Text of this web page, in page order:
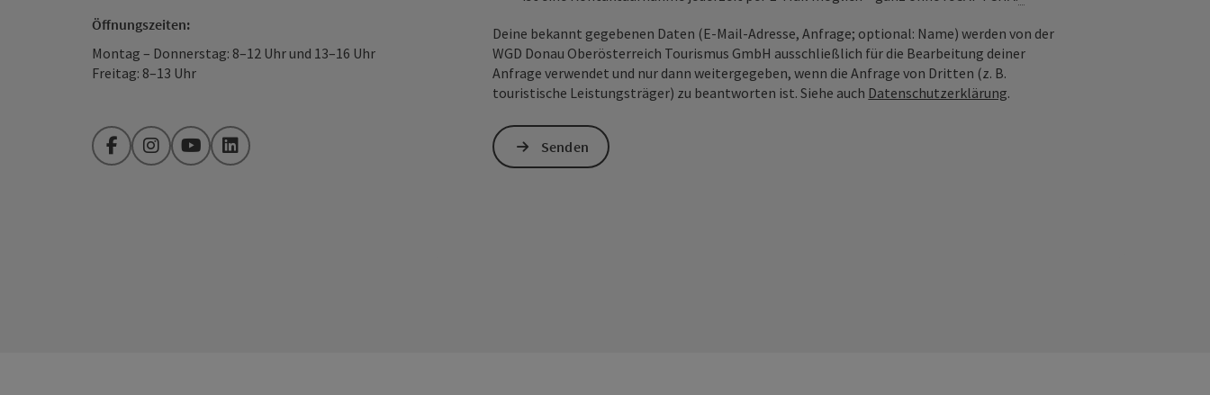
Öffnungszeiten:
Montag – Donnerstag: 8–12 Uhr und 13–16 Uhr
Freitag: 8–13 Uhr
FacebookInstagramYouTubeLinkedIn
Deine bekannt gegebenen Daten (E-Mail-Adresse, Anfrage; optional: Name) werden von der
WGD Donau Oberösterreich Tourismus GmbH ausschließlich für die Bearbeitung deiner
Anfrage verwendet und nur dann weitergegeben, wenn die Anfrage von Dritten (z. B.
touristische Leistungsträger) zu beantworten ist. Siehe auch Datenschutzerklärung.
Senden